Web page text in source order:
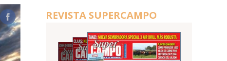
REVISTA SUPERCAMPO